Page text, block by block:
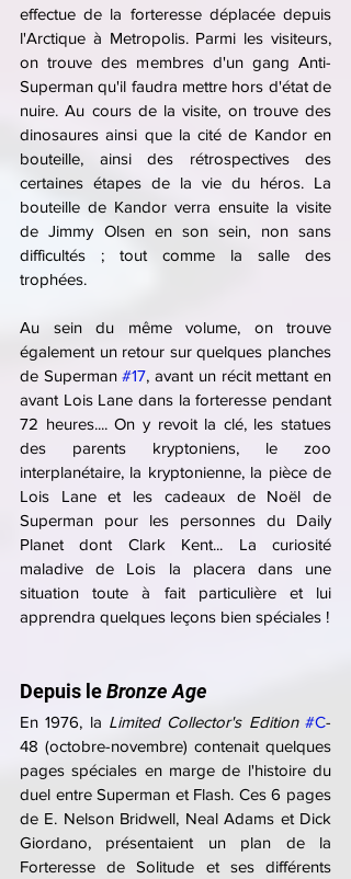
effectue de la forteresse déplacée depuis
l'Arctique à Metropolis. Parmi les visiteurs,
on trouve des membres d'un gang Anti-
Superman qu'il faudra mettre hors d'état de
nuire. Au cours de la visite, on trouve des
dinosaures ainsi que la cité de Kandor en
bouteille, ainsi des rétrospectives des
certaines étapes de la vie du héros. La
bouteille de Kandor verra ensuite la visite
de Jimmy Olsen en son sein, non sans
difficultés ; tout comme la salle des
trophées.
Au sein du même volume, on trouve
également un retour sur quelques planches
de Superman #17, avant un récit mettant en
avant Lois Lane dans la forteresse pendant
72 heures.... On y revoit la clé, les statues
des parents kryptoniens, le zoo
interplanétaire, la kryptonienne, la pièce de
Lois Lane et les cadeaux de Noël de
Superman pour les personnes du Daily
Planet dont Clark Kent... La curiosité
maladive de Lois la placera dans une
situation toute à fait particulière et lui
apprendra quelques leçons bien spéciales !
Depuis le Bronze Age
En 1976, la Limited Collector's Edition #C-
48 (octobre-novembre) contenait quelques
pages spéciales en marge de l'histoire du
duel entre Superman et Flash. Ces 6 pages
de E. Nelson Bridwell, Neal Adams et Dick
Giordano, présentaient un plan de la
Forteresse de Solitude et ses différents